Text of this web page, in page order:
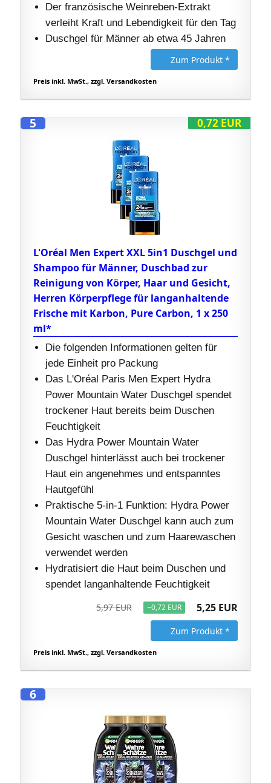
Der französische Weinreben-Extrakt
verleiht Kraft und Lebendigkeit für den Tag
Duschgel für Männer ab etwa 45 Jahren
Zum Produkt *
Preis inkl. MwSt., zzgl. Versandkosten
0,72 EUR
5
L'Oréal Men Expert XXL 5in1 Duschgel und
Shampoo für Männer, Duschbad zur
Reinigung von Körper, Haar und Gesicht,
Herren Körperpflege für langanhaltende
Frische mit Karbon, Pure Carbon, 1 x 250
ml*
Die folgenden Informationen gelten für
jede Einheit pro Packung
Das L'Oréal Paris Men Expert Hydra
Power Mountain Water Duschgel spendet
trockener Haut bereits beim Duschen
Feuchtigkeit
Das Hydra Power Mountain Water
Duschgel hinterlässt auch bei trockener
Haut ein angenehmes und entspanntes
Hautgefühl
Praktische 5-in-1 Funktion: Hydra Power
Mountain Water Duschgel kann auch zum
Gesicht waschen und zum Haarewaschen
verwendet werden
Hydratisiert die Haut beim Duschen und
spendet langanhaltende Feuchtigkeit
5,97 EUR −0,72 EUR 5,25 EUR
Zum Produkt *
Preis inkl. MwSt., zzgl. Versandkosten
6